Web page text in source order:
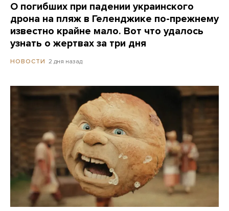
О погибших при падении украинского
дрона на пляж в Геленджике по-прежнему
известно крайне мало. Вот что удалось
узнать о жертвах за три дня
НОВОСТИ 2 дня назад